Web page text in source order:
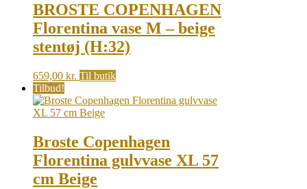
BROSTE COPENHAGEN
Florentina vase M – beige
stentøj (H:32)
659,00 kr. Til butik
Tilbud!
Broste Copenhagen
Florentina gulvvase XL 57
cm Beige